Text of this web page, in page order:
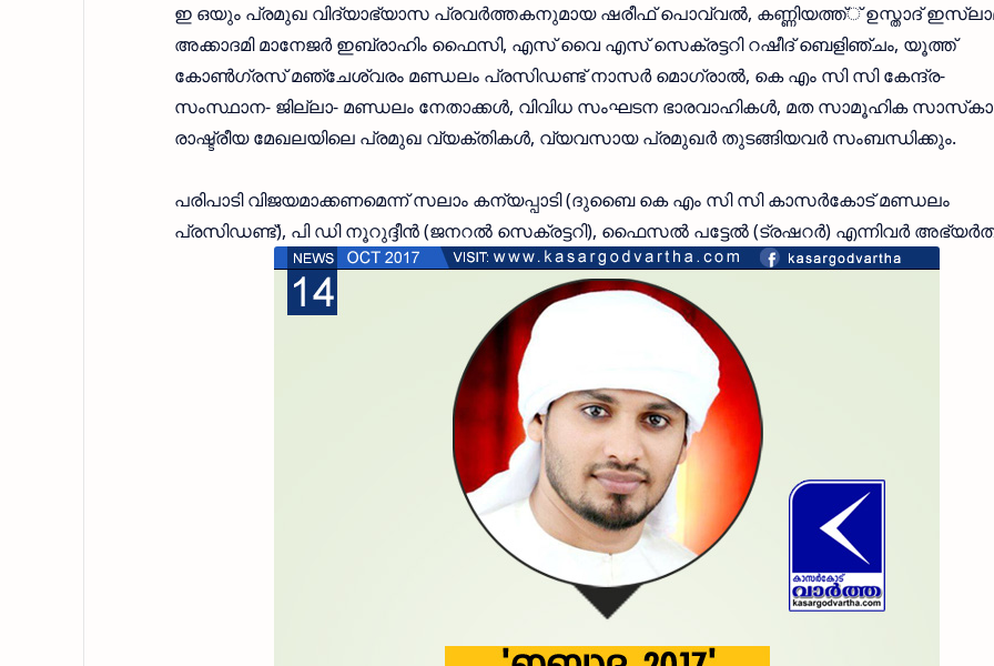
ഇ ഒയും പ്രമുഖ വിദ്യാഭ്യാസ പ്രവര്‍ത്തകനുമായ ഷരീഫ് പൊവ്വല്‍, കണ്ണിയത്ത്് ഉസ്താദ്
അക്കാദമി മാനേജര്‍ ഇബ്രാഹിം ഫൈസി, എസ് വൈ എസ് സെക്രട്ടറി റഷീദ് ബെളിഞ്ചം, യൂത്ത്
കോണ്‍ഗ്രസ് മഞ്ചേശ്വരം മണ്ഡലം പ്രസിഡണ്ട് നാസര്‍ മൊഗ്രാല്‍, കെ എം സി സി കേന്ദ്ര-
സംസ്ഥാന- ജില്ലാ- മണ്ഡലം നേതാക്കള്‍, വിവിധ സംഘടന ഭാരവാഹികള്‍, മത സാമൂഹിക
രാഷ്ട്രീയ മേഖലയിലെ പ്രമുഖ വ്യക്തികള്‍, വ്യവസായ പ്രമുഖര്‍ തുടങ്ങിയവര്‍ സംബന്ധിക്കും.
പരിപാടി വിജയമാക്കണമെന്ന് സലാം കന്യപ്പാടി (ദുബൈ കെ എം സി സി കാസര്‍കോട് മണ്ഡലം
പ്രസിഡണ്ട്), പി ഡി നൂറുദ്ദീന്‍ (ജനറല്‍ സെക്രട്ടറി), ഫൈസല്‍ പട്ടേല്‍ (ട്രഷറര്‍) എന്നിവര്‍